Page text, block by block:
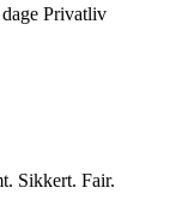
Privatliv
Sikkert. Fair.